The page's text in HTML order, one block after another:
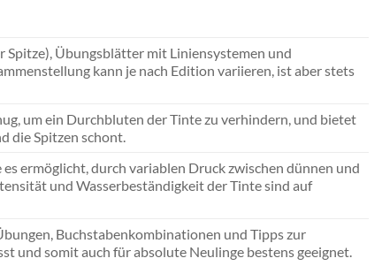
Übungsblätter mit Liniensystemen und
kann je nach Edition variieren, ist aber stets
um ein Durchbluten der Tinte zu verhindern, und bietet
die Spitzen schont.
ermöglicht, durch variablen Druck zwischen dünnen und
und Wasserbeständigkeit der Tinte sind auf
Buchstabenkombinationen und Tipps zur
und somit auch für absolute Neulinge bestens geeignet.